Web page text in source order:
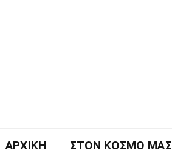
ΑΡΧΙΚΉ ΣΤΟΝ ΚΌΣΜΟ ΜΑΣ